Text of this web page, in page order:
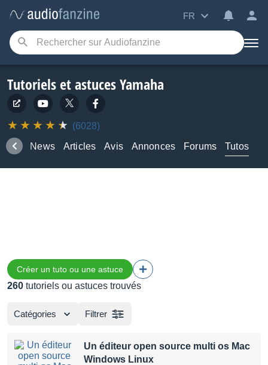
FR
Tutoriels et astuces Yamaha
(6028)
News Articles Avis Annonces Forums Tutos
Créer un tuto ou une astuce
260 tutoriels ou astuces trouvés
Catégories Filtrer
Un éditeur open source multi os Mac
Windows Linux